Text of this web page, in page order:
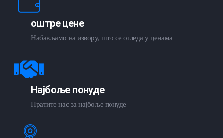
оштре цене
Набављамо на извору, што се огледа у ценама
Најбоље понуде
Пратите нас за најбоље понуде